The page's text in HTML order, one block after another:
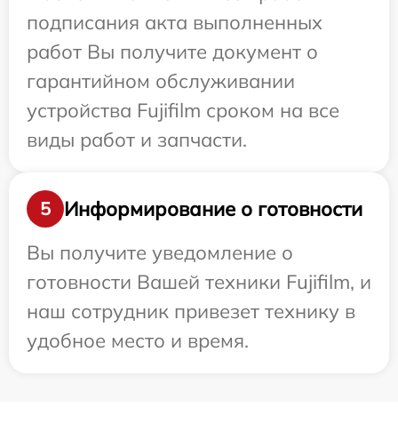
подписания акта выполненных
работ Вы получите документ о
гарантийном обслуживании
устройства Fujifilm сроком на все
виды работ и запчасти.
5
Информирование о готовности
Вы получите уведомление о
готовности Вашей техники Fujifilm, и
наш сотрудник привезет технику в
удобное место и время.